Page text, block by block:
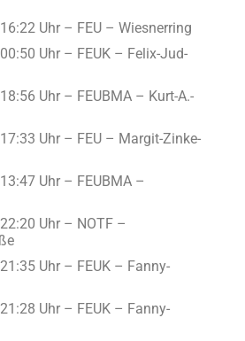
Uhr – FEU – Wiesnerring
Uhr – FEUK – Felix-Jud-
Uhr – FEUBMA – Kurt-A.-
Uhr – FEU – Margit-Zinke-
Uhr – FEUBMA –
Uhr – NOTF –
Uhr – FEUK – Fanny-
Uhr – FEUK – Fanny-